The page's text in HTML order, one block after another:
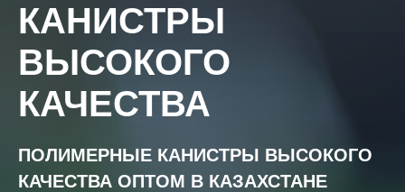
КАНИСТРЫ
ВЫСОКОГО
КАЧЕСТВА
ПОЛИМЕРНЫЕ КАНИСТРЫ ВЫСОКОГО
КАЧЕСТВА ОПТОМ В КАЗАХСТАНЕ